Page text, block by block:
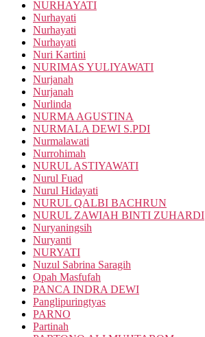
NURHAYATI
Nurhayati
Nurhayati
Nurhayati
Nuri Kartini
NURIMAS YULIYAWATI
Nurjanah
Nurjanah
Nurlinda
NURMA AGUSTINA
NURMALA DEWI S.PDI
Nurmalawati
Nurrohimah
NURUL ASTIYAWATI
Nurul Fuad
Nurul Hidayati
NURUL QALBI BACHRUN
NURUL ZAWIAH BINTI ZUHARDI
Nuryaningsih
Nuryanti
NURYATI
Nuzul Sabrina Saragih
Opah Masfufah
PANCA INDRA DEWI
Panglipuringtyas
PARNO
Partinah